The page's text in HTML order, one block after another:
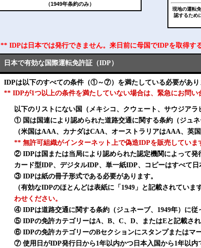
（1949年条約のみ）
現地の運転
認するため
** IDPは日本では発行できません。来日前に母国でIDPを取得す
日本で有効な国際運転免許証（IDP）
IDPは以下のすべての条件（①～⑦）を満たしている必要があり
** IDPが1つ以上の条件を満たしていない場合は、緊急にお問
以下のリストにない国（メキシコ、クウェート、サウジアラ
① 国は国連により認められた道路交通に関する条約（ジュネ
（米国はAAA、カナダはCAA、オーストラリアはAAA、英国
** 無許可組織がインターネット上で偽造IDPを販売してい
② IDPは国または当局により認められた認定機関によって発
カード型IDP、デジタルIDP、単一紙IDP、コピーはすべて日
③ IDPは紙の冊子形式である必要があります。
（有効なIDPのほとんどは表紙に「1949」と記載されていま
わせください。
④ IDPは道路交通に関する条約（ジュネーブ、1949年）に従
⑤ IDPの免許カテゴリーはA、B、C、D、またはEと記載され
⑥ IDPの免許カテゴリーのBセクションにスタンプまたはマ
⑦ 使用日がIDP発行日から1年以内かつ日本入国から1年以内